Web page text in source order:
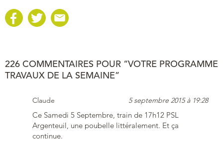
226 COMMENTAIRES POUR “VOTRE PROGRAMME
TRAVAUX DE LA SEMAINE”
Claude 5 septembre 2015 à 19:28
Ce Samedi 5 Septembre, train de 17h12 PSL
Argenteuil, une poubelle littéralement. Et ça
continue.